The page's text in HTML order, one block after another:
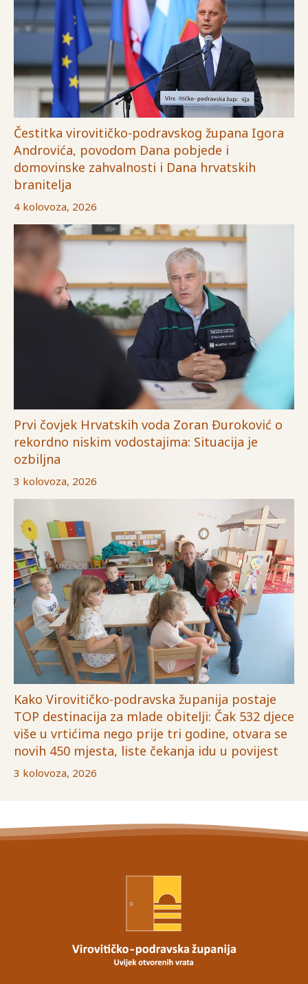
Čestitka virovitičko-podravskog župana Igora
Androvića, povodom Dana pobjede i
domovinske zahvalnosti i Dana hrvatskih
branitelja
4 kolovoza, 2026
Prvi čovjek Hrvatskih voda Zoran Đuroković o
rekordno niskim vodostajima: Situacija je
ozbiljna
3 kolovoza, 2026
Kako Virovitičko-podravska županija postaje
TOP destinacija za mlade obitelji: Čak 532 djece
više u vrtićima nego prije tri godine, otvara se
novih 450 mjesta, liste čekanja idu u povijest
3 kolovoza, 2026